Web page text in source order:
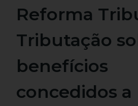
Reforma
Tributação
benefícios
concedidos a